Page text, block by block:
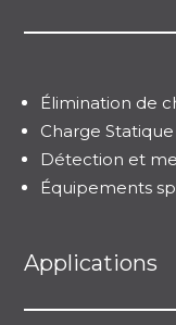
Élimination de
Charge Statique
Détection et
Équipements
Applications